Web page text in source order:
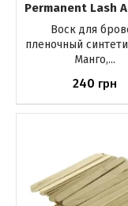
Воск для
пленочный
Манго,...
240 грн